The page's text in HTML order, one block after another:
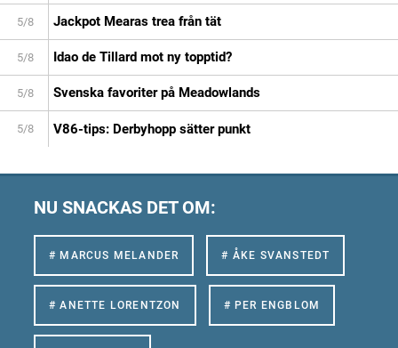
5/8 Jackpot Mearas trea från tät
5/8 Idao de Tillard mot ny topptid?
5/8 Svenska favoriter på Meadowlands
5/8 V86-tips: Derbyhopp sätter punkt
NU SNACKAS DET OM:
# MARCUS MELANDER # ÅKE SVANSTEDT
# ANETTE LORENTZON # PER ENGBLOM